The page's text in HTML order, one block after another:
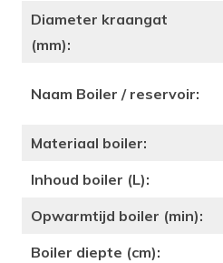
Diameter kraangat
(mm):
Naam Boiler / reservoir:
Materiaal boiler:
Inhoud boiler (L):
Opwarmtijd boiler (min):
Boiler diepte (cm):